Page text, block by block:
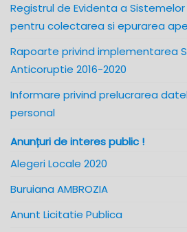
Registrul de Evidenta a
pentru colectarea si epurarea
Rapoarte privind implementarea
Anticoruptie 2016-2020
Informare privind prelucrarea
personal
Anunțuri de interes public !
Alegeri Locale 2020
Buruiana AMBROZIA
Anunt Licitatie Publica